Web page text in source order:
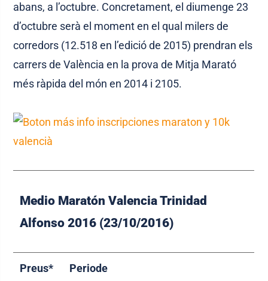
abans, a l’octubre. Concretament, el diumenge 23
d’octubre serà el moment en el qual milers de
corredors (12.518 en l’edició de 2015) prendran els
carrers de València en la prova de Mitja Marató
més ràpida del món en 2014 i 2105.
Medio Maratón Valencia Trinidad
Alfonso 2016 (23/10/2016)
Preus* Periode